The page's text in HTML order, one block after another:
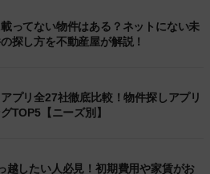
ってない物件はある？ネットにない未
探し方を不動産屋が解説！
プリ全27社徹底比較！物件探しアプリ
TOP5【ニーズ別】
越したい人必見！初期費用や家賃がお